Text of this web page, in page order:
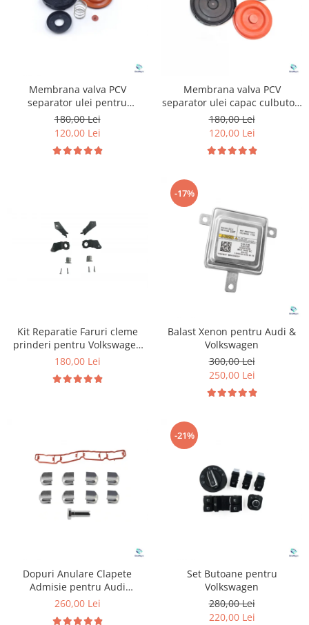
Membrana valva PCV
separator ulei pentru
Volkswagen Audi Seat Skoda
1.8 2.0 TFSI TSI
180,00 Lei
120,00 Lei
Membrana valva PCV
separator ulei capac culbutori
pentru Volkswagen Audi 1.4
2.0 2.5 3.6
180,00 Lei
120,00 Lei
Kit Reparatie Faruri cleme
prinderi pentru Volkswagen
Golf 5
180,00 Lei
-17%
Balast Xenon pentru Audi &
Volkswagen
300,00 Lei
250,00 Lei
Dopuri Anulare Clapete
Admisie pentru Audi
Volkswagen Skoda Seat
260,00 Lei
-21%
Set Butoane pentru
Volkswagen
280,00 Lei
220,00 Lei